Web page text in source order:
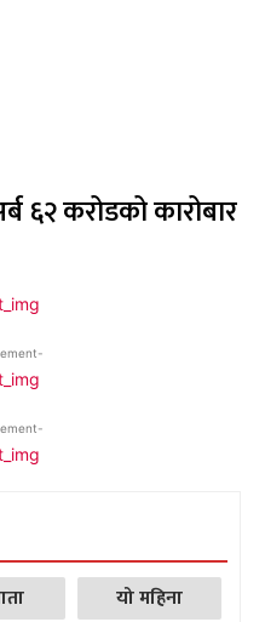
६२ करोडको कारोबार
यो महिना